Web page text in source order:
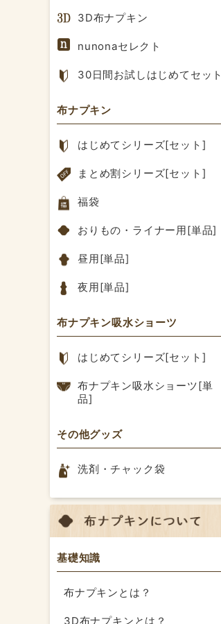
3D布ナプキン
nunonaセレクト
30日間お試しはじめてセット
布ナプキン
はじめてシリーズ[セット]
まとめ割シリーズ[セット]
福袋
おりもの・ライナー用[単品]
昼用[単品]
夜用[単品]
布ナプキン吸水ショーツ
はじめてシリーズ[セット]
布ナプキン吸水ショーツ[単
品]
その他グッズ
洗剤・チャック袋
基礎知識
布ナプキンとは？
3D布ナプキンとは？